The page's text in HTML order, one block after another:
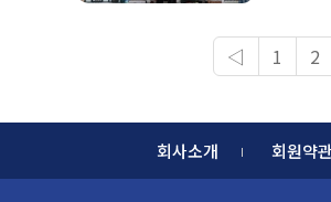
◁ 1 2
회사소개 회원약관